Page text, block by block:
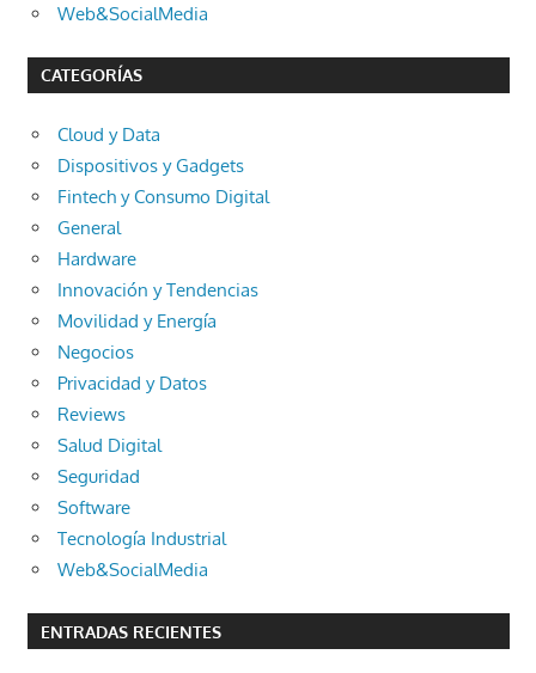
Web&SocialMedia
CATEGORÍAS
Cloud y Data
Dispositivos y Gadgets
Fintech y Consumo Digital
General
Hardware
Innovación y Tendencias
Movilidad y Energía
Negocios
Privacidad y Datos
Reviews
Salud Digital
Seguridad
Software
Tecnología Industrial
Web&SocialMedia
ENTRADAS RECIENTES